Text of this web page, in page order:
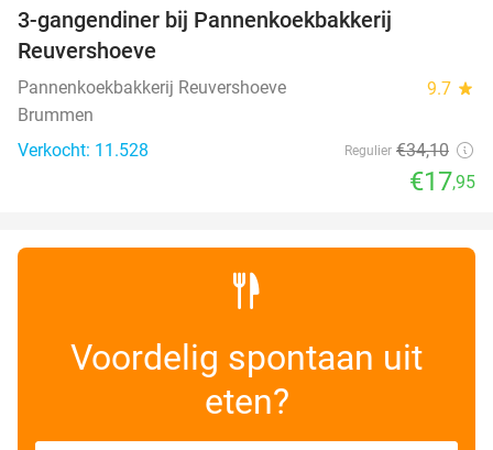
3-gangendiner bij Pannenkoekbakkerij
Reuvershoeve
Pannenkoekbakkerij Reuvershoeve 9.7 star
Brummen
Verkocht: 11.528
Regulier €34,10
€17,95
Voordelig spontaan uit
eten?